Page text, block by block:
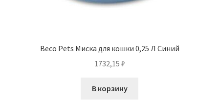
Beco Pets Миска для кошки 0,25 Л Синий
1732,15 ₽
В корзину